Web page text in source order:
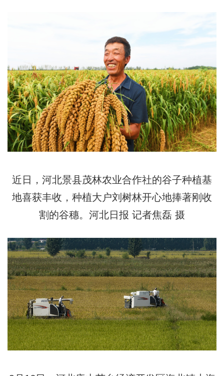
近日，河北景县茂林农业合作社的谷子种植基
地喜获丰收，种植大户刘树林开心地捧著刚收
割的谷穗。河北日报 记者焦磊 摄